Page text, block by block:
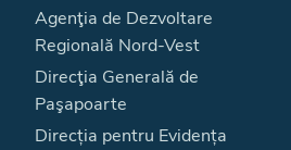
Agenţia de Dezvoltare
Regională Nord-Vest
Direcţia Generală de
Paşapoarte
Direcția pentru Evidența